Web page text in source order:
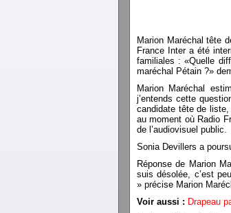
Marion Maréchal tête
France Inter a été
familiales : «Quelle
maréchal Pétain ?»
Marion Maréchal
j’entends cette
candidate tête de
au moment où Radio
de l’audiovisuel public.
Sonia Devillers a
Réponse de Marion
suis désolée, c’est
» précise Marion
Voir aussi : Drapeau